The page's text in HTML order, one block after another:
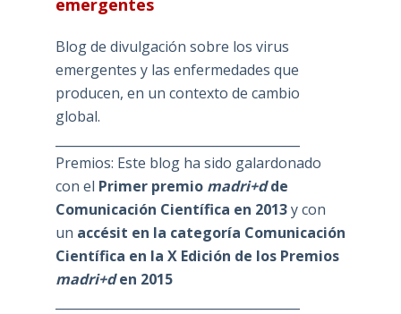
emergentes
Blog de divulgación sobre los virus
emergentes y las enfermedades que
producen, en un contexto de cambio
global.
Premios: Este blog ha sido galardonado
con el Primer premio madri+dde
Comunicación Científica en 2013y con
un accésit en la categoría Comunicación
Científica en la X Edición de los Premios
madri+den 2015